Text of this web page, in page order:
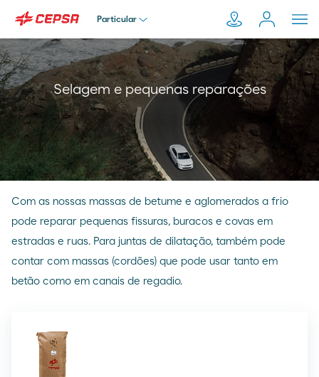
Particular
Particular
Empresa
Distribuidor
Transportador
Pesquisar
em
Moeve.pt
Selagem e pequenas reparações
Com as nossas massas de betume e aglomerados a frio
pode reparar pequenas fissuras, buracos e covas em
estradas e ruas. Para juntas de dilatação, também pode
contar com massas (cordões) que pode usar tanto em
betão como em canais de regadio.